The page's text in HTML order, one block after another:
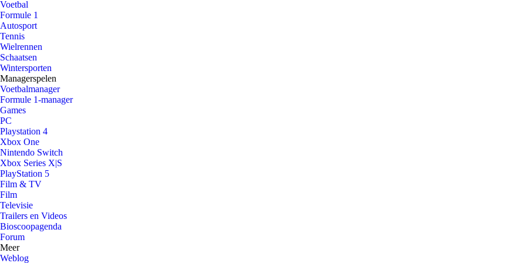
Voetbal
Formule 1
Autosport
Tennis
Wielrennen
Schaatsen
Wintersporten
Managerspelen
Voetbalmanager
Formule 1-manager
Games
PC
Playstation 4
Xbox One
Nintendo Switch
Xbox Series X|S
PlayStation 5
Film & TV
Film
Televisie
Trailers en Videos
Bioscoopagenda
Forum
Meer
Weblog